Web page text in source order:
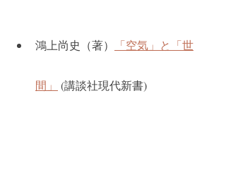
鴻上尚史（著） 「空気」と「世
間」 (講談社現代新書)